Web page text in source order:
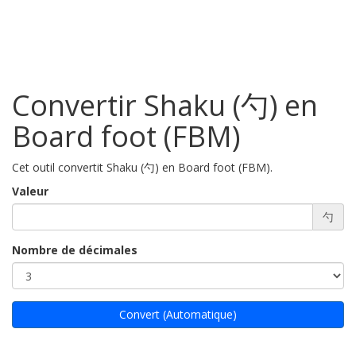
Convertir Shaku (勺) en
Board foot (FBM)
Cet outil convertit Shaku (勺) en Board foot (FBM).
Valeur
勺
Nombre de décimales
Convert (Automatique)